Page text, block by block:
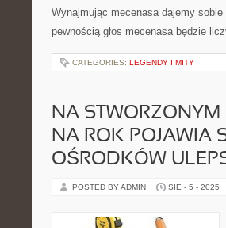
Wynajmując mecenasa dajemy
pewnością głos mecenasa będzie
CATEGORIES: LEGENDY I MITY
NA
NA ROK POJAWIA
OŚRODKÓW
POSTED BY ADMIN SIE - 5 - 2025